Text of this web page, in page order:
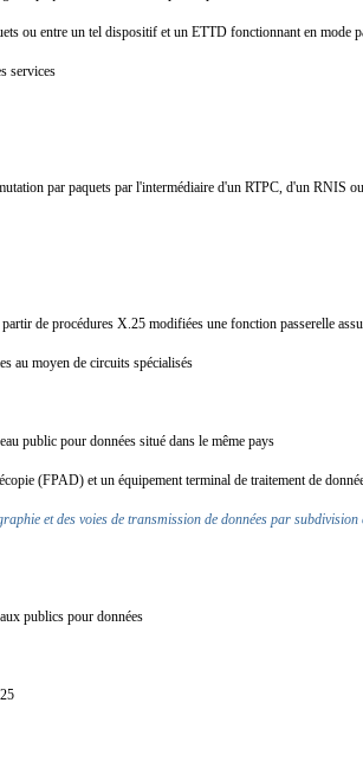
ou entre un tel dispositif et un ETTD fonctionnant en mode
services
par paquets par l'intermédiaire d'un RTPC, d'un RNIS
de procédures X.25 modifiées une fonction passerelle
au moyen de circuits spécialisés
public pour données situé dans le même pays
(FPAD) et un équipement terminal de traitement de
et des voies de transmission de données par
publics pour données